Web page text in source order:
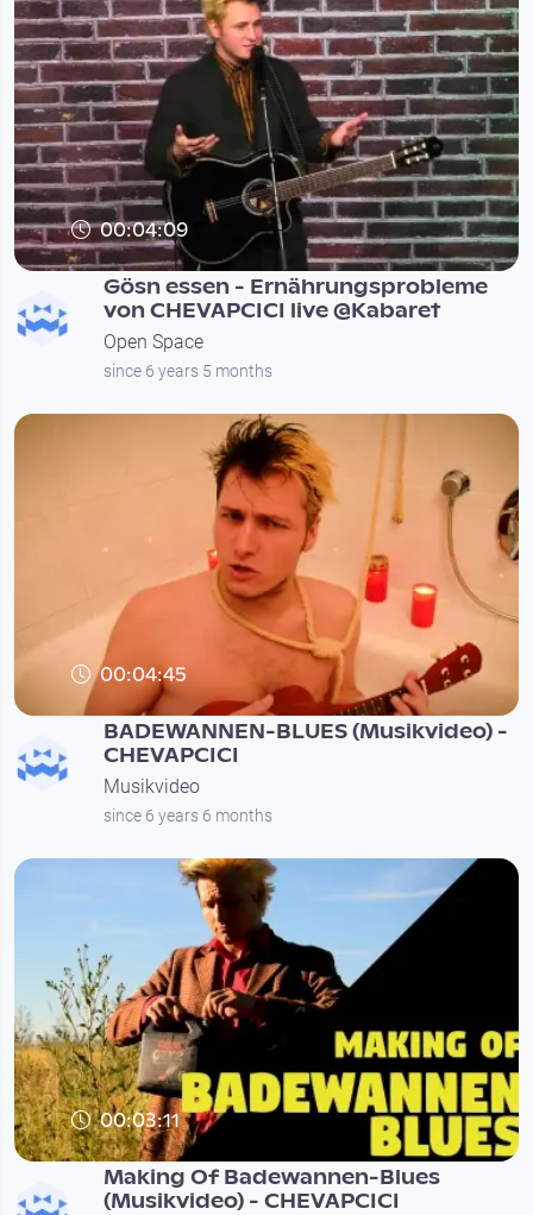
00:04:09
Gösn essen - Ernährungsprobleme
von CHEVAPCICI live @Kabaret
Open Space
since 6 years 5 months
00:04:45
BADEWANNEN-BLUES (Musikvideo) -
CHEVAPCICI
Musikvideo
since 6 years 6 months
00:03:11
Making Of Badewannen-Blues
(Musikvideo) - CHEVAPCICI